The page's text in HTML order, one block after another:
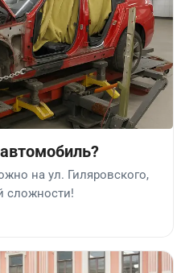
на ул. Гиляровского,
сложности!